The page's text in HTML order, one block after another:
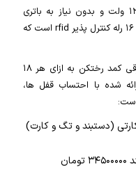
قفل برقی آنلاین یعنی قفل ها با برق ۱۲ ولت و بدون نیاز به باتری
تغذیه می شوند. دستگاه sh416rec دارای ۱۶ رله کنترل پذیر rfid است که
: قیمت قفل مرکزی برقی کمد رختکن به ازای هر ۱۸
شده با احتساب قفل ها،
(دستبند و تگ و کارت)